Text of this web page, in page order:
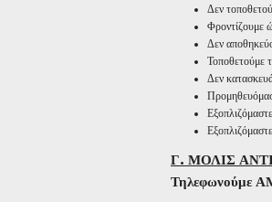
Δεν
Φροντίζουμε
Δεν
Τοποθετούμε
Δεν
Γ. ΜΟΛΙΣ
Τηλεφωνούμε